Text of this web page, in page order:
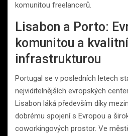
komunitou freelancerů.
Lisabon a Porto:
komunitou a kvalitní
infrastrukturou
Portugal se v posledních letech
nejviditelnějších evropských
Lisabon láká především díky
dobrému spojení s Evropou a
coworkingových prostor. Ve